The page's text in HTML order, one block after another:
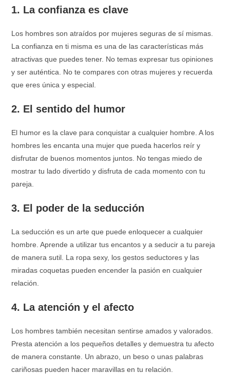
1. La confianza es clave
Los hombres son atraídos por mujeres seguras de sí mismas.
La confianza en ti misma es una de las características más
atractivas que puedes tener. No temas expresar tus opiniones
y ser auténtica. No te compares con otras mujeres y recuerda
que eres única y especial.
2. El sentido del humor
El humor es la clave para conquistar a cualquier hombre. A los
hombres les encanta una mujer que pueda hacerlos reír y
disfrutar de buenos momentos juntos. No tengas miedo de
mostrar tu lado divertido y disfruta de cada momento con tu
pareja.
3. El poder de la seducción
La seducción es un arte que puede enloquecer a cualquier
hombre. Aprende a utilizar tus encantos y a seducir a tu pareja
de manera sutil. La ropa sexy, los gestos seductores y las
miradas coquetas pueden encender la pasión en cualquier
relación.
4. La atención y el afecto
Los hombres también necesitan sentirse amados y valorados.
Presta atención a los pequeños detalles y demuestra tu afecto
de manera constante. Un abrazo, un beso o unas palabras
cariñosas pueden hacer maravillas en tu relación.